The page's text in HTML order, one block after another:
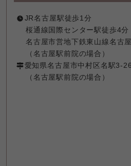
JR名古屋駅徒歩1分
桜通線国際センター駅徒歩4分
名古屋市営地下鉄東山線名古
（名古屋駅前院の場合）
愛知県名古屋市中村区名駅3-
（名古屋駅前院の場合）